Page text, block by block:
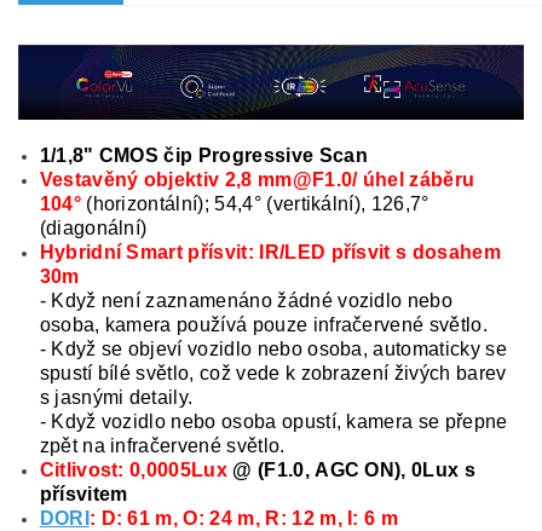
1/1,8" CMOS čip Progressive Scan
Vestavěný objektiv 2,8 mm@F1.0/ úhel záběru
104° (horizontální); 54,4° (vertikální), 126,7°
(diagonální)
Hybridní Smart přísvit: IR/LED přísvit s dosahem
30m
- Když není zaznamenáno žádné vozidlo nebo
osoba, kamera používá pouze infračervené světlo.
- Když se objeví vozidlo nebo osoba, automaticky se
spustí bílé světlo, což vede k zobrazení živých barev
s jasnými detaily.
- Když vozidlo nebo osoba opustí, kamera se přepne
zpět na infračervené světlo.
Citlivost: 0,0005Lux @ (F1.0, AGC ON), 0Lux s
přísvitem
DORI : D: 61 m, O: 24 m, R: 12 m, I: 6 m